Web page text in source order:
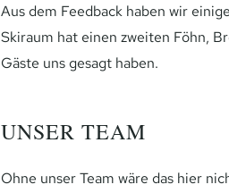
Aus dem Feedback haben wir
Skiraum hat einen zweiten Föhn,
Gäste uns gesagt haben.
UNSER TEAM
Ohne unser Team wäre das hier